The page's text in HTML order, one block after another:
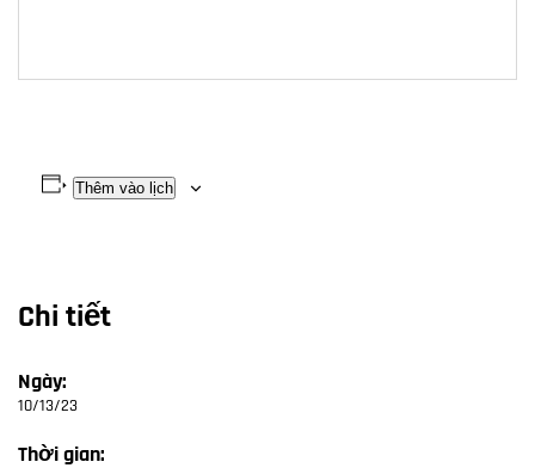
Thêm vào lịch
Chi tiết
Ngày:
10/13/23
Thời gian: